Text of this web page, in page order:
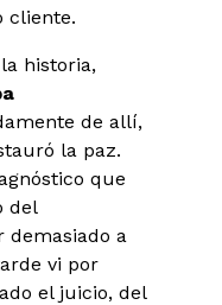
cliente.
historia,
de allí,
la paz.
que
del
demasiado a
vi por
el juicio, del